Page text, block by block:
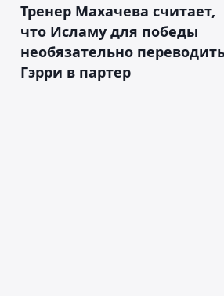
Тренер Махачева считает,
что Исламу для победы
необязательно
Гэрри в партер